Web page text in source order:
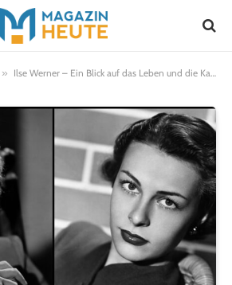
» Ilse Werner – Ein Blick auf das Leben und die Karriere einer unvergesslichen Künstlerin